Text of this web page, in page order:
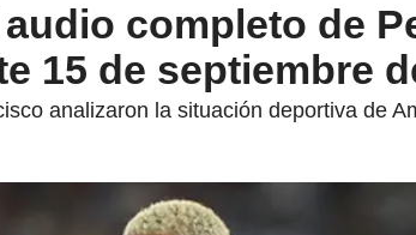
completo de
15 de septiembre
analizaron la situación deportiva de